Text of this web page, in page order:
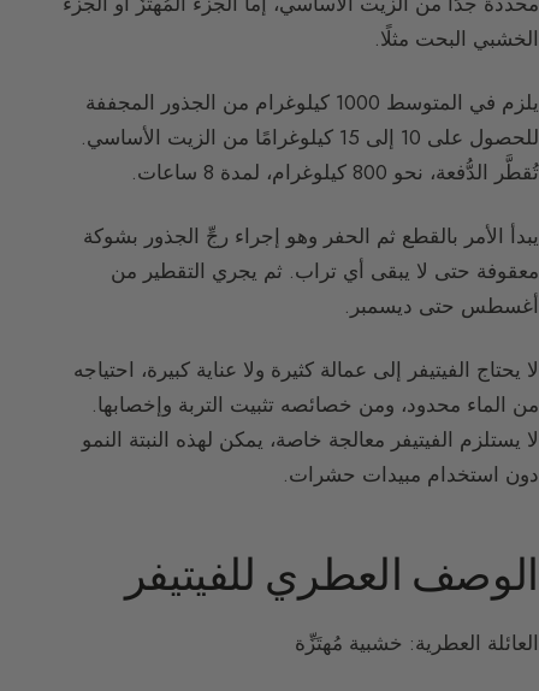
الخشبي البحت مثلًا.
يلزم في المتوسط 1000 كيلوغرام من الجذور المجففة
للحصول على 10 إلى 15 كيلوغرامًا من الزيت الأساسي.
تُقطَّر الدُّفعة، نحو 800 كيلوغرام، لمدة 8 ساعات.
يبدأ الأمر بالقطع ثم الحفر وهو إجراء رجِّ الجذور بشوكة
معقوفة حتى لا يبقى أي تراب. ثم يجري التقطير من
أغسطس حتى ديسمبر.
لا يحتاج الفيتيفر إلى عمالة كثيرة ولا عناية كبيرة، احتياجه
من الماء محدود، ومن خصائصه تثبيت التربة وإخصابها.
لا يستلزم الفيتيفر معالجة خاصة، يمكن لهذه النبتة النمو
دون استخدام مبيدات حشرات.
الوصف العطري للفيتيفر
العائلة العطرية: خشبية مُهتَزِّة